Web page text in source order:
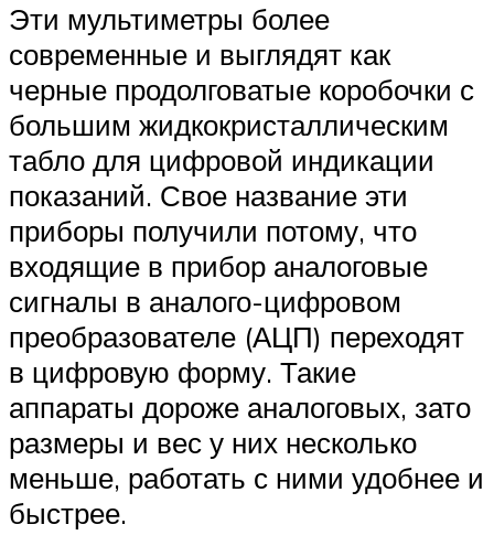
Эти мультиметры более
современные и выглядят как
черные продолговатые коробочки с
большим жидкокристаллическим
табло для цифровой индикации
показаний. Свое название эти
приборы получили потому, что
входящие в прибор аналоговые
сигналы в аналого-цифровом
преобразователе (АЦП) переходят
в цифровую форму. Такие
аппараты дороже аналоговых, зато
размеры и вес у них несколько
меньше, работать с ними удобнее и
быстрее.